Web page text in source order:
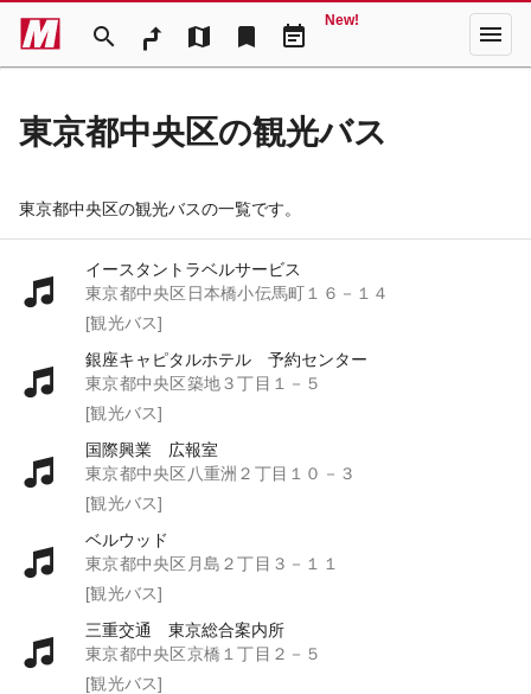
search map bookmark event_note
New! menu
東京都中央区の観光バス
東京都中央区の観光バスの一覧です。
イースタントラベルサービス
東京都中央区日本橋小伝馬町１６－１４
[観光バス]
銀座キャピタルホテル 予約センター
東京都中央区築地３丁目１－５
[観光バス]
国際興業 広報室
東京都中央区八重洲２丁目１０－３
[観光バス]
ベルウッド
東京都中央区月島２丁目３－１１
[観光バス]
三重交通 東京総合案内所
東京都中央区京橋１丁目２－５
[観光バス]